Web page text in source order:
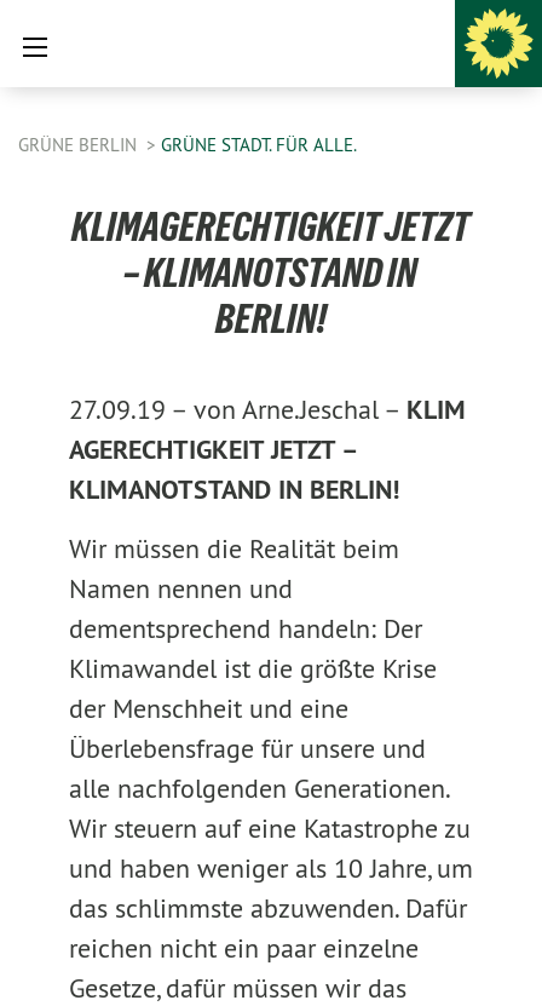
GRÜNE BERLIN GRÜNE STADT. FÜR ALLE.
KLIMAGERECHTIGKEIT JETZT
– KLIMANOTSTAND IN
BERLIN!
27.09.19 – von Arne.Jeschal – KLIM
AGERECHTIGKEIT JETZT –
KLIMANOTSTAND IN BERLIN!
Wir müssen die Realität beim
Namen nennen und
dementsprechend handeln: Der
Klimawandel ist die größte Krise
der Menschheit und eine
Überlebensfrage für unsere und
alle nachfolgenden Generationen.
Wir steuern auf eine Katastrophe zu
und haben weniger als 10 Jahre, um
das schlimmste abzuwenden. Dafür
reichen nicht ein paar einzelne
Gesetze, dafür müssen wir das